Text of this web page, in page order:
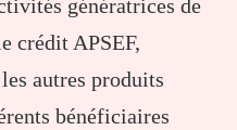
génératrices de
crédit APSEF,
autres produits
bénéficiaires